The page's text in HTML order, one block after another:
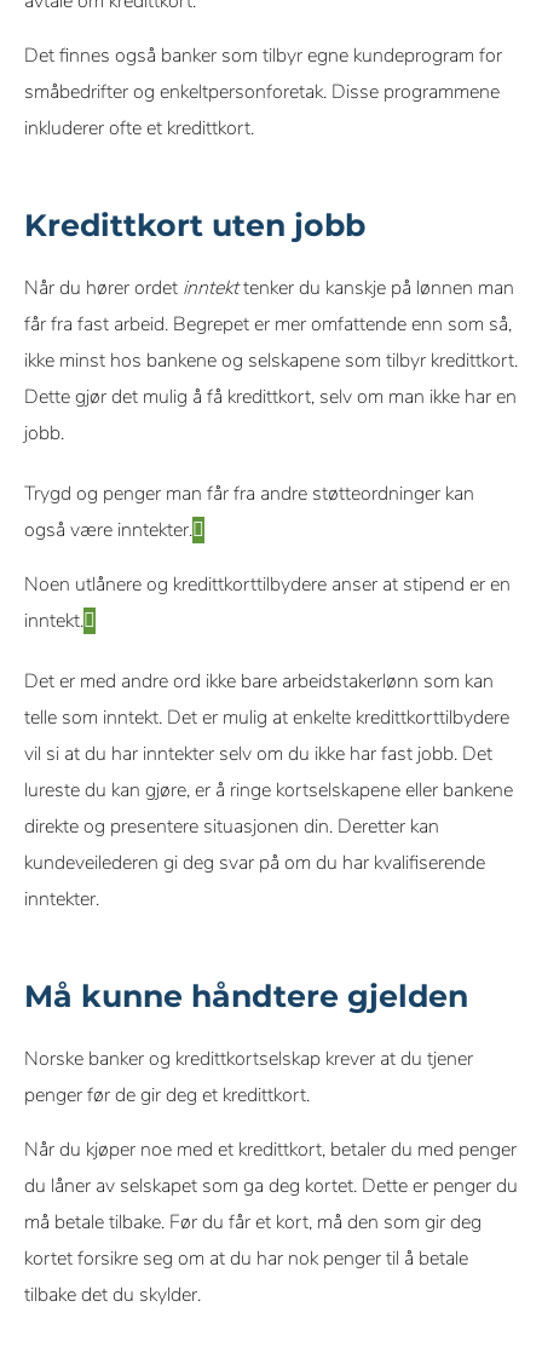
Det finnes også banker som tilbyr egne kundeprogram for
småbedrifter og enkeltpersonforetak. Disse programmene
inkluderer ofte et kredittkort.
Kredittkort uten jobb
Når du hører ordet inntekttenker du kanskje på lønnen man
får fra fast arbeid. Begrepet er mer omfattende enn som så,
ikke minst hos bankene og selskapene som tilbyr kredittkort.
Dette gjør det mulig å få kredittkort, selv om man ikke har en
jobb.
Trygd og penger man får fra andre støtteordninger kan
også være inntekter.
Noen utlånere og kredittkorttilbydere anser at stipend er en
inntekt.
Det er med andre ord ikke bare arbeidstakerlønn som kan
telle som inntekt. Det er mulig at enkelte kredittkorttilbydere
vil si at du har inntekter selv om du ikke har fast jobb. Det
lureste du kan gjøre, er å ringe kortselskapene eller bankene
direkte og presentere situasjonen din. Deretter kan
kundeveilederen gi deg svar på om du har kvalifiserende
inntekter.
Må kunne håndtere gjelden
Norske banker og kredittkortselskap krever at du tjener
penger før de gir deg et kredittkort.
Når du kjøper noe med et kredittkort, betaler du med penger
du låner av selskapet som ga deg kortet. Dette er penger du
må betale tilbake. Før du får et kort, må den som gir deg
kortet forsikre seg om at du har nok penger til å betale
tilbake det du skylder.